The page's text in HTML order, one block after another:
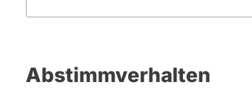
Abstimmverhalten